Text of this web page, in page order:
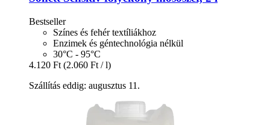
Bestseller
Színes és fehér textíliákhoz
Enzimek és géntechnológia nélkül
30°C - 95°C
4.120 Ft (2.060 Ft / l)
Szállítás eddig: augusztus 11.